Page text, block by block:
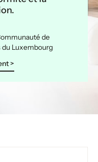
de
Luxembourg
>